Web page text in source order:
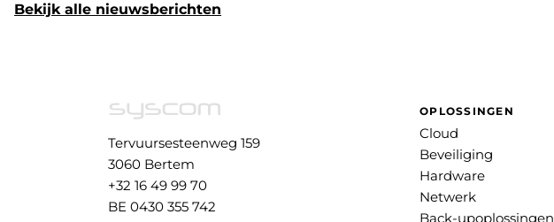
Bekijk alle nieuwsberichten
Tervuursesteenweg 159
3060 Bertem
+32 16 49 99 70
BE 0430 355 742
OPLOSSINGEN
Cloud
Beveiliging
Hardware
Netwerk
Back-upoplossingen